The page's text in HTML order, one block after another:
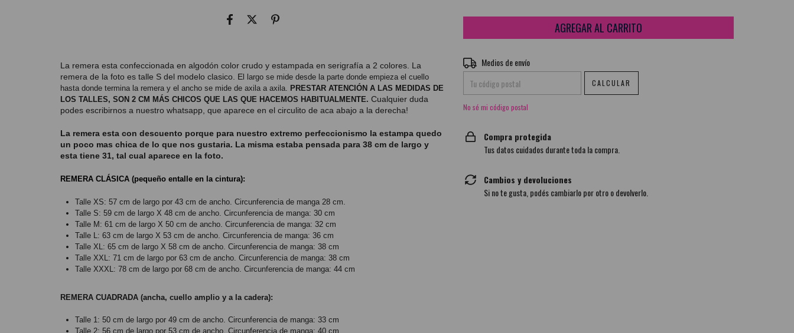
La remera esta confeccionada en algodón color crudo y estampada en serigrafía a 2 colores. La
remera de la foto es talle S del modelo clasico . E l largo se mide desde la parte donde empieza el cuello
hasta donde termina la remera y el ancho se mide de axila a axila. PRESTAR ATENCIÓN A LAS MEDIDAS DE
LOS TALLES, SON 2 CM MÁS CHICOS QUE LAS QUE HACEMOS HABITUALMENTE. Cualquier duda
podes escribirnos a nuestro whatsapp, que aparece en el circulito de aca abajo a la derecha!
La remera esta con descuento porque para nuestro extremo perfeccionismo la estampa quedo
un poco mas chica de lo que nos gustaria. La misma estaba pensada para 38 cm de largo y
esta tiene 31, tal cual aparece en la foto.
REMERA CLÁSICA (pequeño entalle en la cintura):
Talle XS: 57 cm de largo por 43 cm de ancho. Circunferencia de manga 28 cm.
Talle S: 59 cm de largo X 48 cm de ancho. Circunferencia de manga: 30 cm
Talle M: 61 cm de largo X 50 cm de ancho. Circunferencia de manga: 32 cm
Talle L: 63 cm de largo X 53 cm de ancho. Circunferencia de manga: 36 cm
Talle XL: 65 cm de largo X 58 cm de ancho. Circunferencia de manga: 38 cm
Talle XXL: 71 cm de largo por 63 cm de ancho. Circunferencia de manga: 38 cm
Talle XXXL: 78 cm de largo por 68 cm de ancho. Circunferencia de manga: 44 cm
REMERA CUADRADA (ancha, cuello amplio y a la cadera):
Talle 1: 50 cm de largo por 49 cm de ancho. Circunferencia de manga: 33 cm
Talle 2: 56 cm de largo por 53 cm de ancho. Circunferencia de manga: 40 cm
Entregas para el CP:
Medios de envío
CALCULAR
No sé mi código postal
Compra protegida
Tus datos cuidados durante toda la compra.
Cambios y devoluciones
Si no te gusta, podés cambiarlo por otro o devolverlo.